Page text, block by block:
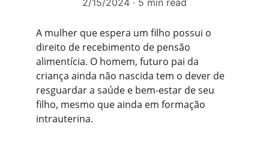
2/15/2024
5 min read
A mulher que espera um filho possui o
direito de recebimento de pensão
alimentícia. O homem, futuro pai da
criança ainda não nascida tem o dever de
resguardar a saúde e bem-estar de seu
filho, mesmo que ainda em formação
intrauterina.